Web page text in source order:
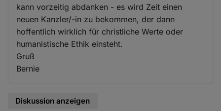
kann vorzeitig abdanken - es wird Zeit einen
neuen Kanzler/-in zu bekommen, der dann
hoffentlich wirklich für christliche Werte oder
humanistische Ethik einsteht.
Gruß
Bernie
Diskussion anzeigen